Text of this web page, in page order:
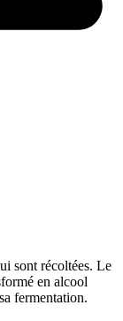
sont récoltées. Le
en alcool
fermentation.